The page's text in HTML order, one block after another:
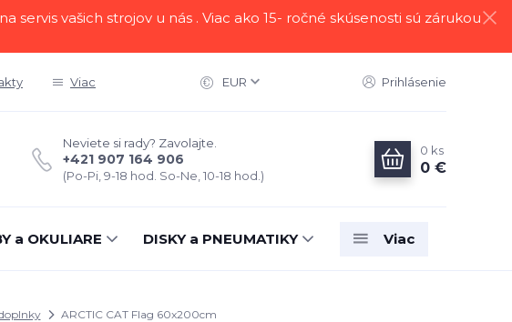
servis vašich strojov u nás . Viac ako 15- ročné skúsenosti sú zárukou
Viac EUR Prihlásenie
Neviete si rady? Zavolajte.
+421 907 164 906
(Po-Pi, 9-18 hod. So-Ne, 10-18 hod.)
0 ks
0 €
a OKULIARE DISKY a PNEUMATIKY Viac
ARCTIC CAT Flag 60x200cm